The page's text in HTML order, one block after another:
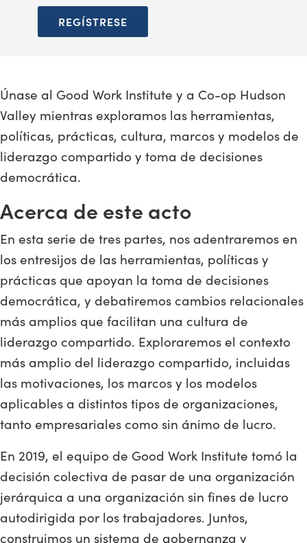
REGÍSTRESE
Únase al Good Work Institute y a Co-op Hudson
Valley mientras exploramos las herramientas,
políticas, prácticas, cultura, marcos y modelos de
liderazgo compartido y toma de decisiones
democrática.
Acerca de este acto
En esta serie de tres partes, nos adentraremos en
los entresijos de las herramientas, políticas y
prácticas que apoyan la toma de decisiones
democrática, y debatiremos cambios relacionales
más amplios que facilitan una cultura de
liderazgo compartido. Exploraremos el contexto
más amplio del liderazgo compartido, incluidas
las motivaciones, los marcos y los modelos
aplicables a distintos tipos de organizaciones,
tanto empresariales como sin ánimo de lucro.
En 2019, el equipo de Good Work Institute tomó la
decisión colectiva de pasar de una organización
jerárquica a una organización sin fines de lucro
autodirigida por los trabajadores. Juntos,
construimos un sistema de gobernanza y